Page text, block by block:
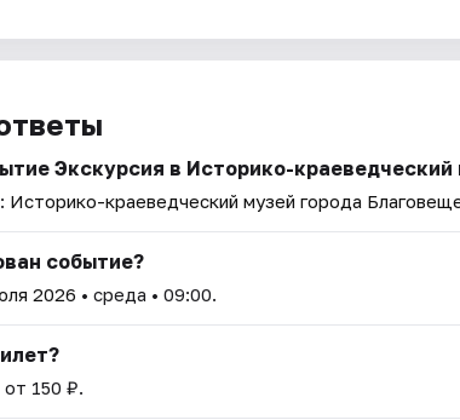
Экскурсия в Историко-краеведческий
Историко-краеведческий музей города
событие?
2026 • среда • 09:00.
150 ₽.